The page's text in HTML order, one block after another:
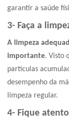
garantir a saúde
3- Faça a
A limpeza
importante. Visto
partículas
desempenho da
limpeza regular.
4- Fique